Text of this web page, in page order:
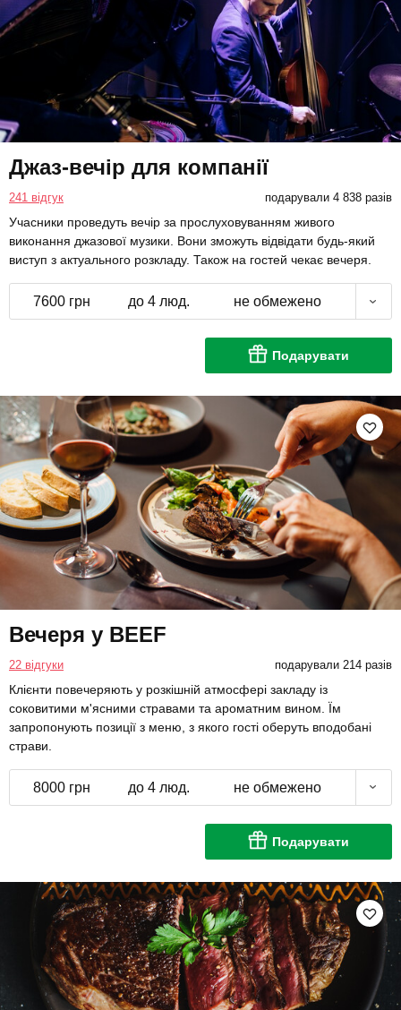
Джаз-вечір для компанії
241 відгук подарували 4 838 разів
Учасники проведуть вечір за прослуховуванням живого
виконання джазової музики. Вони зможуть відвідати будь-який
виступ з актуального розкладу. Також на гостей чекає вечеря.
7600 грн до 4 люд. не обмежено
Подарувати
Вечеря у BEEF
22 відгуки подарували 214 разів
Клієнти повечеряють у розкішній атмосфері закладу із
соковитими м'ясними стравами та ароматним вином. Їм
запропонують позиції з меню, з якого гості оберуть вподобані
страви.
8000 грн до 4 люд. не обмежено
Подарувати